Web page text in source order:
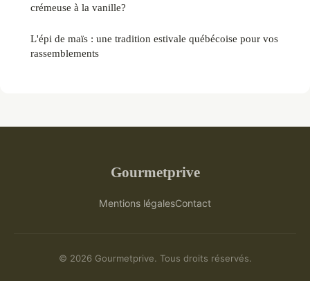
crémeuse à la vanille?
L'épi de maïs : une tradition estivale québécoise pour vos
rassemblements
Gourmetprive
Mentions légalesContact
© 2026 Gourmetprive. Tous droits réservés.